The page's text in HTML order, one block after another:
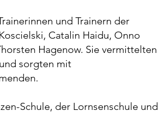
und Trainern der
Catalin Haidu, Onno
Hagenow. Sie vermittelten
sorgten mit
Schule, der Lornsenschule und